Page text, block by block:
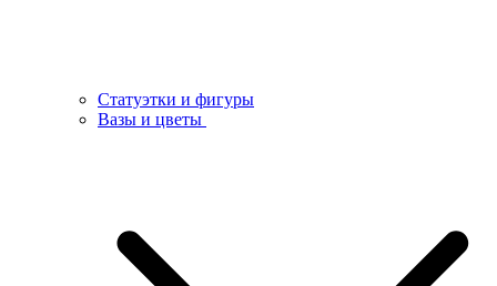
Статуэтки и фигуры
Вазы и цветы